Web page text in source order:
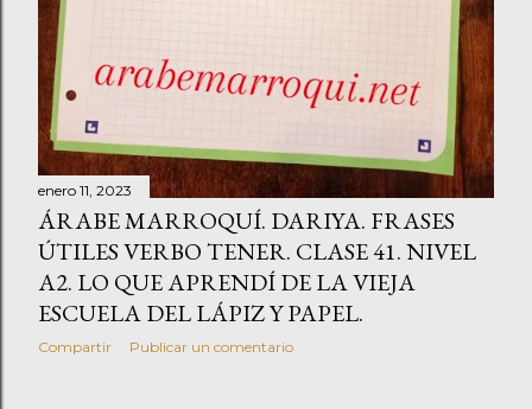
enero 11, 2023
ÁRABE MARROQUÍ. DARIYA. FRASES
ÚTILES VERBO TENER. CLASE 41. NIVEL
A2. LO QUE APRENDÍ DE LA VIEJA
ESCUELA DEL LÁPIZ Y PAPEL.
Compartir Publicar un comentario